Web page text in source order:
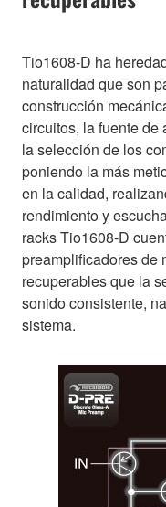
Tio1608-D ha
naturalidad que son
construcción
circuitos, la fuente de
la selección de los
poniendo la más
en la calidad,
rendimiento y
racks Tio1608-D
preamplificadores de
recuperables que la
sonido consistente,
sistema.